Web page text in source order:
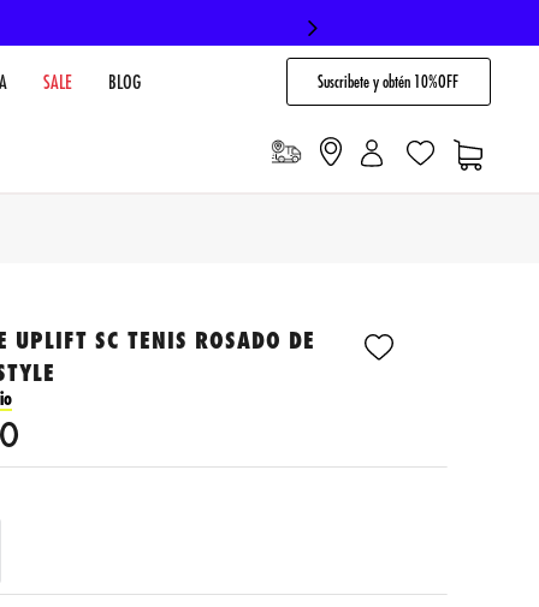
SALE BLOG Suscribete y obtén 10%OFF
UPLIFT SC TENIS ROSADO DE